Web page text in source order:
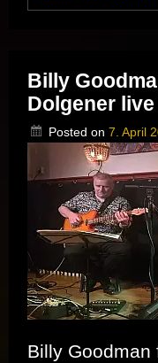
Billy
Dolgener
Posted on 7. April
Billy Goodman